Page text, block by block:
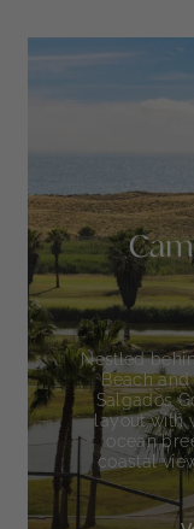
Nestled
Beach and
Salgados
layout with
ocean
coastal